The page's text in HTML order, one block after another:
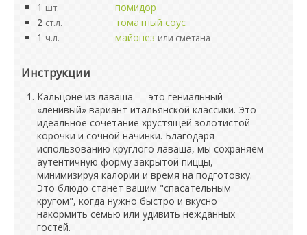
1 шт.
помидор
2 ст.л.
томатный соус
1 ч.л. майонез или сметана
Инструкции
Кальцоне из лаваша — это гениальный
«ленивый» вариант итальянской классики. Это
идеальное сочетание хрустящей золотистой
корочки и сочной начинки. Благодаря
использованию круглого лаваша, мы сохраняем
аутентичную форму закрытой пиццы,
минимизируя калории и время на подготовку.
Это блюдо станет вашим "спасательным
кругом", когда нужно быстро и вкусно
накормить семью или удивить нежданных
гостей.